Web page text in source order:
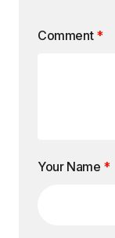
Comment *
Your Name *